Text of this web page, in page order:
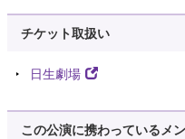
チケット取扱い
日生劇場
この公演に携わっているメ